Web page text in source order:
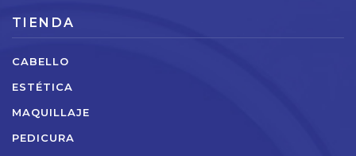
TIENDA
CABELLO
ESTÉTICA
MAQUILLAJE
PEDICURA